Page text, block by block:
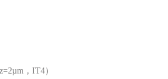
µm，IT4）